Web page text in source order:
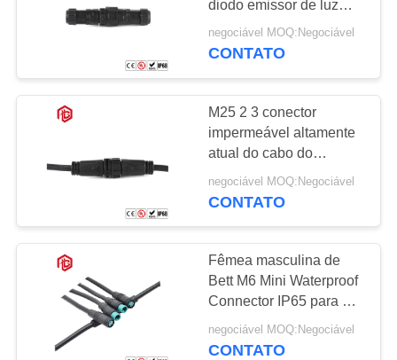
MAPA
SITE
PRIVACY
POLICY
diodo emissor de luz
Waterproof conectores
negociável MOQ:Negociável
CONTATO
M25 2 3 conector
impermeável altamente
atual do cabo do
soquete de 4 Pin
negociável MOQ:Negociável
CONTATO
Fêmea masculina de
Bett M6 Mini Waterproof
Connector IP65 para a
bicicleta/luz
negociável MOQ:Negociável
CONTATO